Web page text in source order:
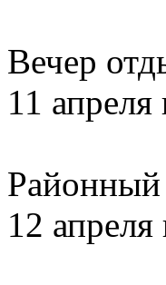
Вечер
11 апреля
12